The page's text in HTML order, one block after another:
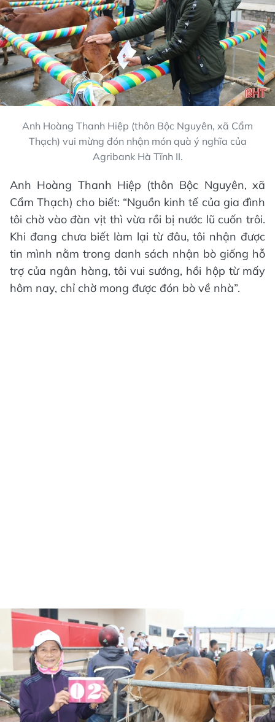
Anh Hoàng Thanh Hiệp (thôn Bộc Nguyên, xã Cẩm
Thạch) vui mừng đón nhận món quà ý nghĩa của
Agribank Hà Tĩnh II.
Anh Hoàng Thanh Hiệp (thôn Bộc Nguyên, xã
Cẩm Thạch) cho biết: “Nguồn kinh tế của gia đình
tôi chờ vào đàn vịt thì vừa rồi bị nước lũ cuốn trôi.
Khi đang chưa biết làm lại từ đâu, tôi nhận được
tin mình nằm trong danh sách nhận bò giống hỗ
trợ của ngân hàng, tôi vui sướng, hồi hộp từ mấy
hôm nay, chỉ chờ mong được đón bò về nhà”.